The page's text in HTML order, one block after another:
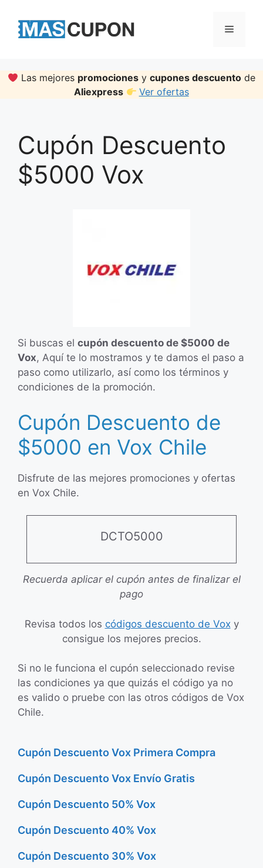
content
Menu
Las mejores promociones ycupones descuento de
Aliexpress
Ver ofertas
Cupón Descuento
$5000 Vox
Si buscas el cupón descuento de $5000 de
Vox, Aquí te lo mostramos y te damos el paso a
paso como utilizarlo, así como los términos y
condiciones de la promoción.
Cupón Descuento de
$5000 en Vox Chile
Disfrute de las mejores promociones y ofertas
en Vox Chile.
DCTO5000
Recuerda aplicar el cupón antes de finalizar el
pago
Revisa todos los códigos descuento de Vox y
consigue los mejores precios.
Si no le funciona el cupón seleccionado revise
las condiciones ya que quizás el código ya no
es valido o pruebe con las otros códigos de Vox
Chile.
Cupón Descuento Vox Primera Compra
Cupón Descuento Vox Envío Gratis
Cupón Descuento 50% Vox
Cupón Descuento 40% Vox
Cupón Descuento 30% Vox